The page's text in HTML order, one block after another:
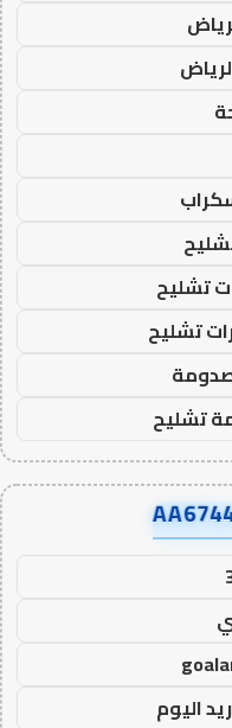
تشليح
تشليح
تشليح
اليوم